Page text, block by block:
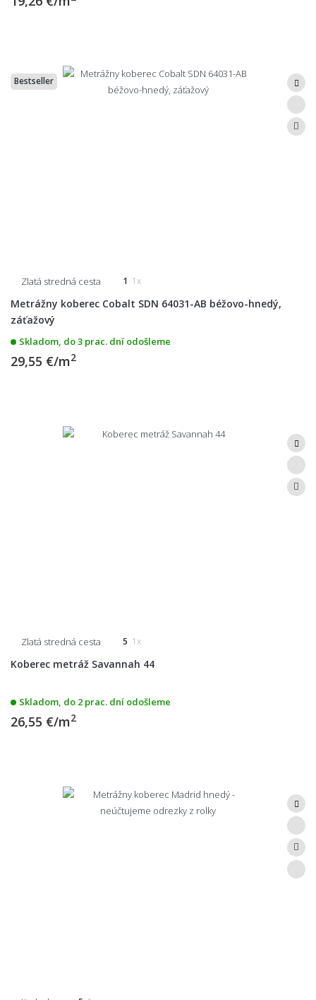
Bestseller
Zlatá stredná cesta 1 1x
Metrážny koberec Cobalt SDN 64031-AB béžovo-hnedý,
záťažový
Skladom, do 3 prac. dní odošleme
29,55 €/m2
Zlatá stredná cesta 5 1x
Koberec metráž Savannah 44
Skladom, do 2 prac. dní odošleme
26,55 €/m2